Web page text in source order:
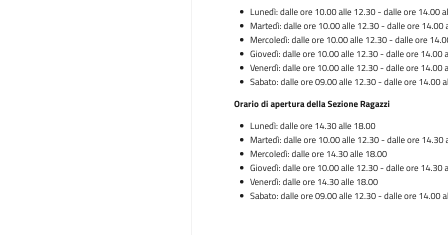
Lunedì: dalle ore 10.00 alle 12.30 - dalle ore 14.00
Martedì: dalle ore 10.00 alle 12.30 - dalle ore 14.00
Mercoledì: dalle ore 10.00 alle 12.30 - dalle ore
Giovedì: dalle ore 10.00 alle 12.30 - dalle ore 14.00
Venerdì: dalle ore 10.00 alle 12.30 - dalle ore 14.00
Sabato: dalle ore 09.00 alle 12.30 - dalle ore 14.00
Orario di apertura della Sezione Ragazzi
Lunedì: dalle ore 14.30 alle 18.00
Martedì: dalle ore 10.00 alle 12.30 - dalle ore 14.30
Mercoledì: dalle ore 14.30 alle 18.00
Giovedì: dalle ore 10.00 alle 12.30 - dalle ore 14.30
Venerdì: dalle ore 14.30 alle 18.00
Sabato: dalle ore 09.00 alle 12.30 - dalle ore 14.00